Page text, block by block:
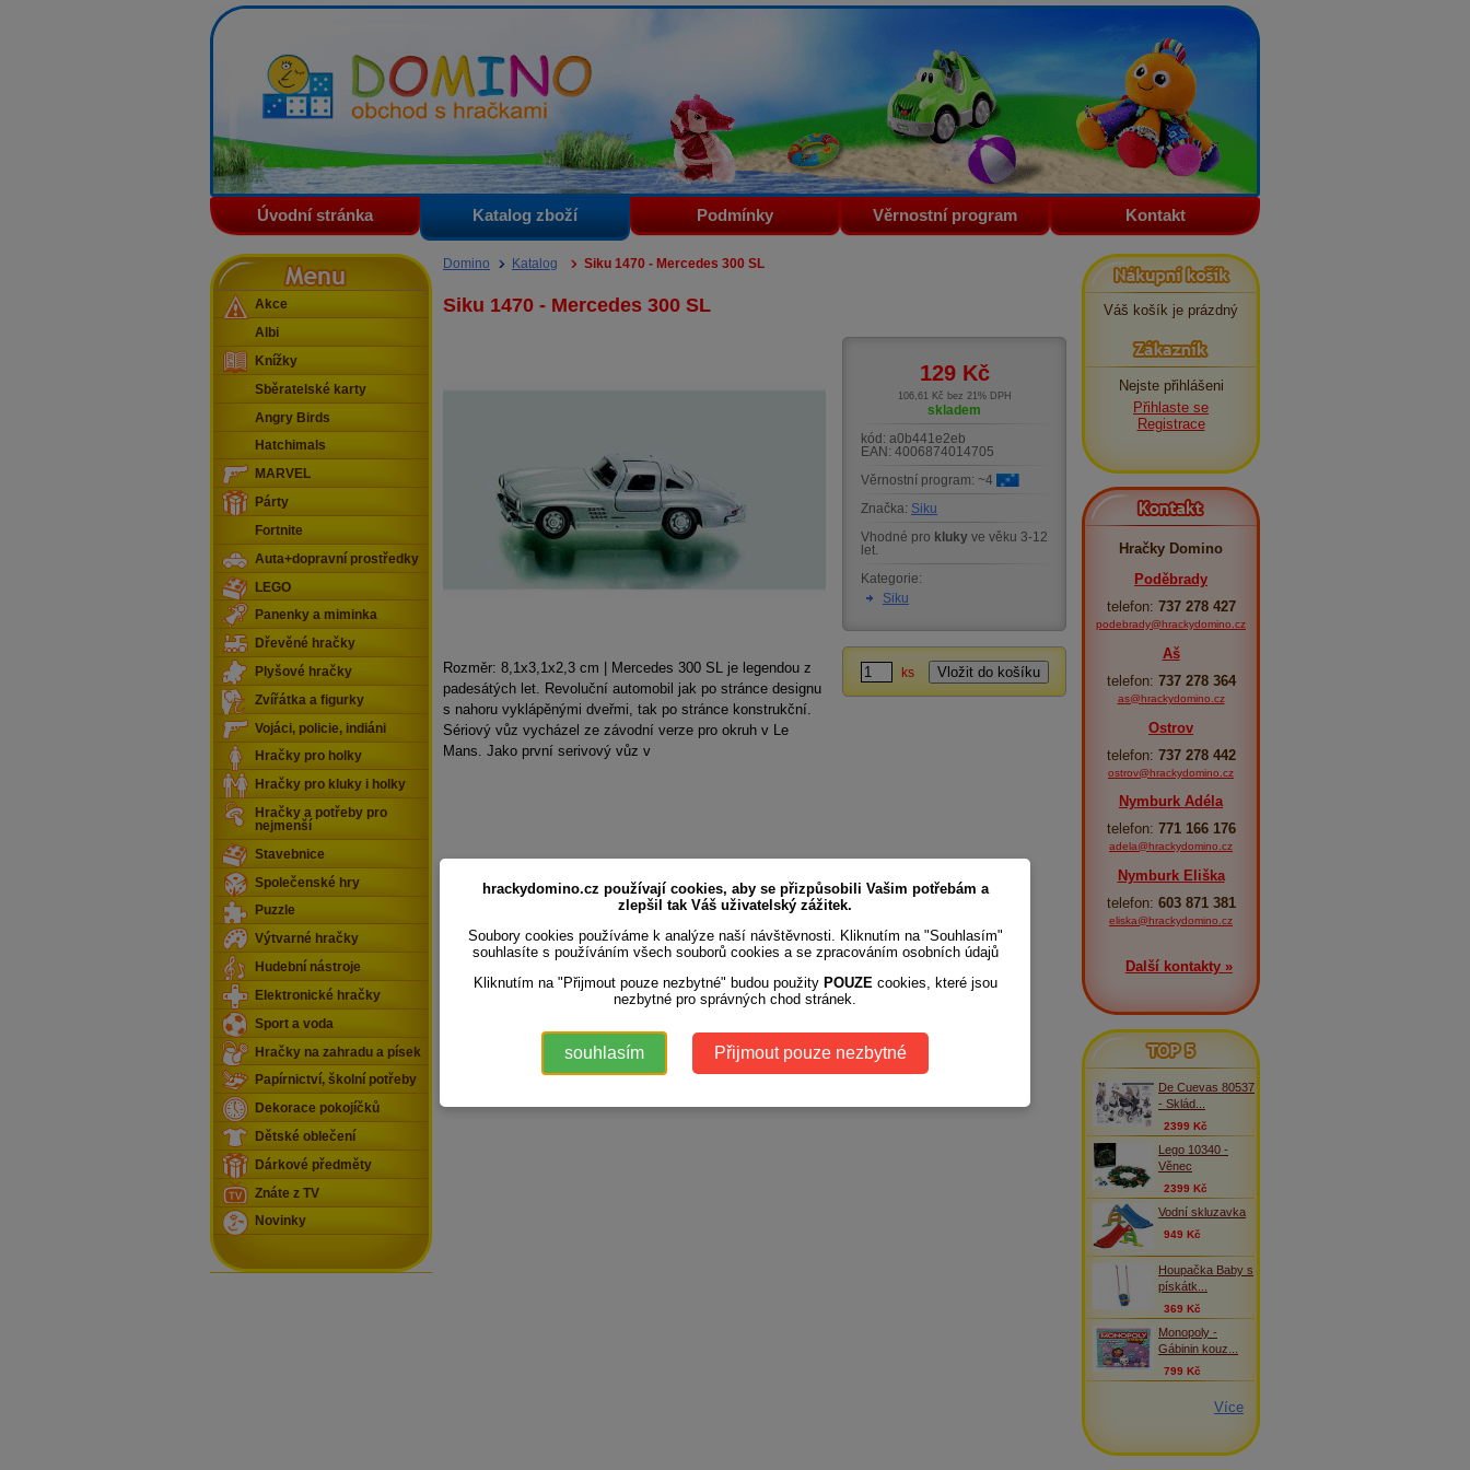
Domino - obchod s hračkami
Úvodní stránka Katalog zboží Podmínky Věrnostní program Kontakt
Domino Katalog Siku 1470 - Mercedes 300 SL
Siku 1470 - Mercedes 300 SL
Rozměr: 8,1x3,1x2,3 cm | Mercedes 300 SL je legendou z
padesátých let. Revoluční automobil jak po stránce designu
s nahoru vyklápěnými dveřmi, tak po stránce konstrukční.
Sériový vůz vycházel ze závodní verze pro okruh v Le
Mans. Jako první serivový vůz v
129 Kč
106,61 Kč bez 21% DPH
skladem
kód: a0b441e2eb
EAN: 4006874014705
Věrnostní program: ~4
Značka: Siku
Vhodné pro kluky ve věku 3-12
let.
Kategorie:
Siku
ks
Menu
Akce
Albi
Knížky
Sběratelské karty
Angry Birds
Hatchimals
MARVEL
Párty
Fortnite
Auta+dopravní prostředky
LEGO
Panenky a miminka
Dřevěné hračky
Plyšové hračky
Zvířátka a figurky
Vojáci, policie, indiáni
Hračky pro holky
Hračky pro kluky i holky
Hračky a potřeby pro
nejmenší
Stavebnice
Společenské hry
Puzzle
Výtvarné hračky
Hudební nástroje
Elektronické hračky
Sport a voda
Hračky na zahradu a písek
Papírnictví, školní potřeby
Dekorace pokojíčků
Dětské oblečení
Dárkové předměty
Znáte z TV
Novinky
Nákupní košík
Váš košík je prázdný
Zákazník
Nejste přihlášeni
Přihlaste se
Registrace
Kontakt
Hračky Domino
Poděbrady
telefon: 737 278 427
podebrady@hrackydomino.cz
Aš
telefon: 737 278 364
as@hrackydomino.cz
Ostrov
telefon: 737 278 442
ostrov@hrackydomino.cz
Nymburk Adéla
telefon: 771 166 176
adela@hrackydomino.cz
Nymburk Eliška
telefon: 603 871 381
eliska@hrackydomino.cz
Další kontakty »
TOP 5
De Cuevas 80537
- Sklád...
2399 Kč
Lego 10340 -
Věnec
2399 Kč
Vodní skluzavka
949 Kč
Houpačka Baby s
pískátk...
369 Kč
Monopoly -
Gábinin kouz...
799 Kč
Více
hrackydomino.cz používají cookies, aby se přizpůsobili Vašim potřebám a
zlepšil tak Váš uživatelský zážitek.
Soubory cookies používáme k analýze naší návštěvnosti. Kliknutím na "Souhlasím"
souhlasíte s používáním všech souborů cookies a se zpracováním osobních údajů
Kliknutím na "Přijmout pouze nezbytné" budou použity POUZE cookies, které jsou
nezbytné pro správných chod stránek.
souhlasím Přijmout pouze nezbytné